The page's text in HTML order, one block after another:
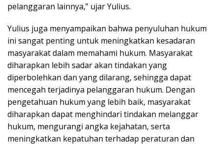
pelanggaran lainnya,” ujar Yulius.
Yulius juga menyampaikan bahwa penyuluhan hukum
ini sangat penting untuk meningkatkan kesadaran
masyarakat dalam memahami hukum. Masyarakat
diharapkan lebih sadar akan tindakan yang
diperbolehkan dan yang dilarang, sehingga dapat
mencegah terjadinya pelanggaran hukum. Dengan
pengetahuan hukum yang lebih baik, masyarakat
diharapkan dapat menghindari tindakan melanggar
hukum, mengurangi angka kejahatan, serta
meningkatkan kepatuhan terhadap peraturan dan